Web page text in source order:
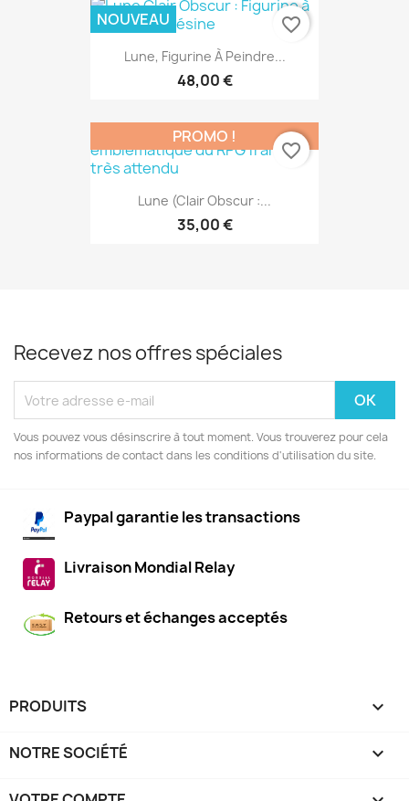
Lune, Figurine À Peindre...
48,00 €
NOUVEAU favorite_border
Lune (Clair Obscur :...
35,00 €
PROMO !
favorite_border
Recevez nos offres spéciales
Vous pouvez vous désinscrire à tout moment. Vous trouverez pour cela
nos informations de contact dans les conditions d'utilisation du site.
Paypal garantie les transactions
Livraison Mondial Relay
Retours et échanges acceptés
PRODUITS 
NOTRE SOCIÉTÉ 